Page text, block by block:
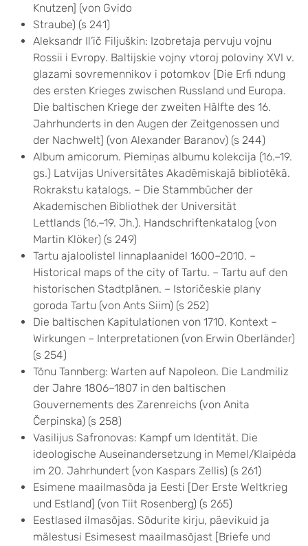
Knutzen] (von Gvido
Straube) (s 241)
Aleksandr Il’ič Filjuškin: Izobretaja pervuju vojnu
Rossii i Evropy. Baltijskie vojny vtoroj poloviny XVI v.
glazami sovremennikov i potomkov [Die Erfi ndung
des ersten Krieges zwischen Russland und Europa.
Die baltischen Kriege der zweiten Hälfte des 16.
Jahrhunderts in den Augen der Zeitgenossen und
der Nachwelt] (von Alexander Baranov) (s 244)
Album amicorum. Piemiņas albumu kolekcija (16.–19.
gs.) Latvijas Universitātes Akadēmiskajā bibliotēkā.
Rokrakstu katalogs. – Die Stammbücher der
Akademischen Bibliothek der Universität
Lettlands (16.–19. Jh.). Handschriftenkatalog (von
Martin Klöker) (s 249)
Tartu ajaloolistel linnaplaanidel 1600–2010. –
Historical maps of the city of Tartu. – Tartu auf den
historischen Stadtplänen. – Istoričeskie plany
goroda Tartu (von Ants Siim) (s 252)
Die baltischen Kapitulationen von 1710. Kontext –
Wirkungen – Interpretationen (von Erwin Oberländer)
(s 254)
Tõnu Tannberg: Warten auf Napoleon. Die Landmiliz
der Jahre 1806–1807 in den baltischen
Gouvernements des Zarenreichs (von Anita
Čerpinska) (s 258)
Vasilijus Safronovas: Kampf um Identität. Die
ideologische Auseinandersetzung in Memel/Klaipėda
im 20. Jahrhundert (von Kaspars Zellis) (s 261)
Esimene maailmasõda ja Eesti [Der Erste Weltkrieg
und Estland] (von Tiit Rosenberg) (s 265)
Eestlased ilmasõjas. Sõdurite kirju, päevikuid ja
mälestusi Esimesest maailmasõjast [Briefe und